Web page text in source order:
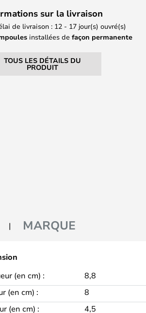
sur la livraison
de livraison : 12 - 17 jour(s) ouvré(s)
installées defaçon permanente
TOUS LES DÉTAILS DU
PRODUIT
MARQUE
(en cm) :
8,8
(en cm) :
8
(en cm) :
4,5